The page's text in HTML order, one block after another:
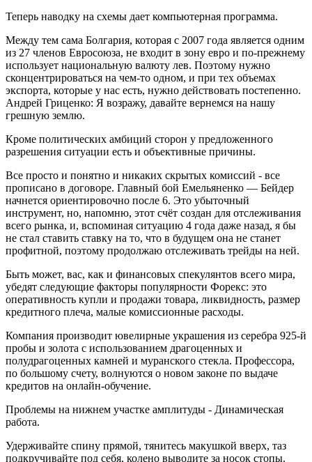
Теперь наводку на схемы дает компьютерная программа.
Между тем сама Болгария, которая с 2007 года является одним
из 27 членов Евросоюза, не входит в зону евро и по-прежнему
использует национальную валюту лев. Поэтому нужно
сконцентрироваться на чем-то одном, и при тех объемах
экспорта, которые у нас есть, нужно действовать постепенно.
Андрей Гриценко: Я возражу, давайте вернемся на нашу
грешную землю.
Кроме политических амбиций сторон у предложенного
разрешения ситуации есть и объективные причины.
Все просто и понятно и никаких скрытых комиссий - все
прописано в договоре. Главный бой Емельяненко — Бейдер
начнется ориентировочно после 6. Это убыточный
инструмент, но, напомню, этот счёт создан для отслеживания
всего рынка, и, вспоминая ситуацию 4 года даже назад, я бы
не стал ставить ставку на то, что в будущем она не станет
профитной, поэтому продолжаю отслеживать трейды на ней.
Быть может, вас, как и финансовых спекулянтов всего мира,
убедят следующие факторы популярности Форекс: это
оперативность купли и продажи товара, ликвидность, размер
кредитного плеча, малые комиссионные расходы.
Компания производит ювелирные украшения из серебра 925-й
пробы и золота с использованием драгоценных и
полудрагоценных камней и муранского стекла. Профессора,
по большому счету, волнуются о новом законе по выдаче
кредитов на онлайн-обучение.
Проблемы на нижнем участке амплитуды - Динамическая
работа.
Удерживайте спину прямой, тянитесь макушкой вверх, таз
подкручивайте под себя, колено выводите за носок стопы.